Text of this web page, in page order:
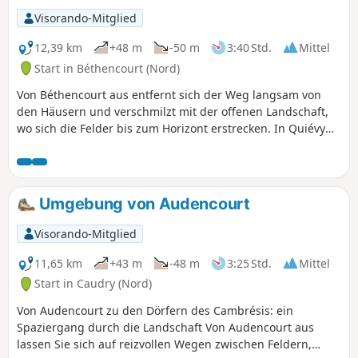
Visorando-Mitglied
12,39 km
+48 m -50 m 3:40 Std.
Mittel
Start in Béthencourt (Nord)
Von Béthencourt aus entfernt sich der Weg langsam von
den Häusern und verschmilzt mit der offenen Landschaft,
wo sich die Felder bis zum Horizont erstrecken. In Quiévy
Orientierungspunkt über die roten Dächer. Die Straße führt
weiter nach Viesly, wo man gerne durch die ruhigen
Straßen schlendert und die Details des kleinen Kulturerbes
betrachtet: alte Mauern, Brunnen, mit Blumen geschmückte
Fassaden. Schließlich taucht Beaumont-en-Cambrésis auf
und heißt den Wanderer mit seinen gepflegten Gassen und
Grünflächen herzlich willkommen. Auf dieser
Rundwanderung offenbart sich die Sanftheit des
Cambrésis: In den Hecken zwitschern die Vögel, der Wind
streicht über die Weizenfelder und die Dörfer laden mit
ihrer Ruhe zum Verweilen ein. Diese Route lädt dazu ein,
das Tempo zu drosseln, dem Leben auf dem Land zu
Umgebung von Audencourt
Visorando-Mitglied
11,65 km
+43 m -48 m 3:25 Std.
Mittel
Start in Caudry (Nord)
Von Audencourt zu den Dörfern des Cambrésis: ein
Spaziergang durch die Landschaft Von Audencourt aus
lassen Sie sich auf reizvollen Wegen zwischen Feldern,